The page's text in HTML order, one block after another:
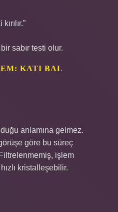
sabır testi olur.
KATI BAL
anlamına gelmez.
göre bu süreç
işlem
kristalleşebilir.